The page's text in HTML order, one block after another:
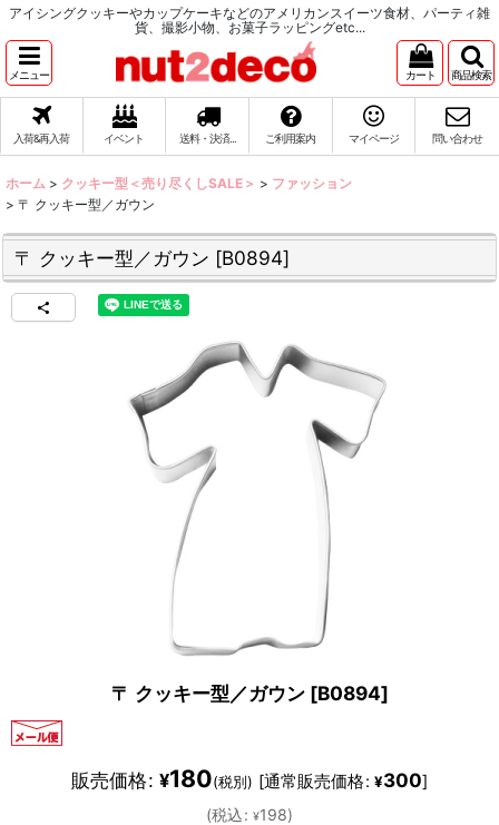
アイシングクッキーやカップケーキなどのアメリカンスイーツ食材、パーティ雑
貨、撮影小物、お菓子ラッピングetc...
メニュー カート 商品検索
入荷&再入荷 イベント 送料・決済... ご利用案内 マイページ 問い合わせ
ホーム > クッキー型＜売り尽くしSALE＞ > ファッション
> 〒 クッキー型／ガウン
〒 クッキー型／ガウン [B0894]
〒 クッキー型／ガウン [B0894]
販売価格: ¥180(税別) [通常販売価格: ¥300]
(税込: ¥198)